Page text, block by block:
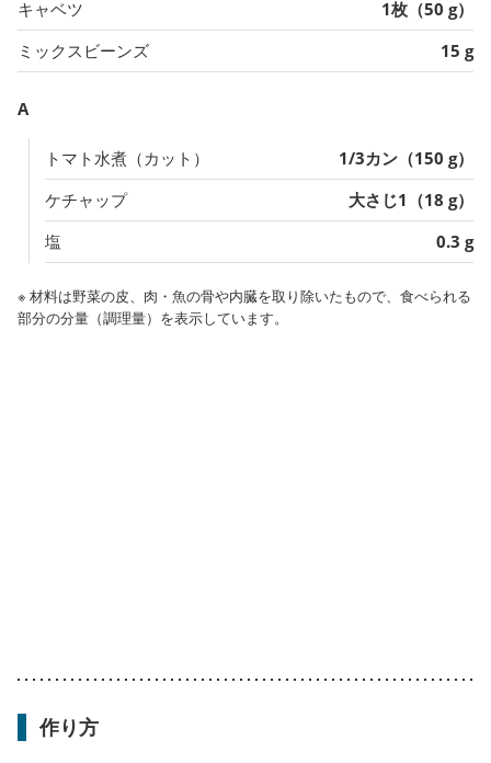
キャベツ
1枚（50 g）
ミックスビーンズ
15 g
A
トマト水煮（カット）
1/3カン（150 g）
ケチャップ
大さじ1（18 g）
塩
0.3 g
※ 材料は野菜の皮、肉・魚の骨や内臓を取り除いたもので、食べられる
部分の分量（調理量）を表示しています。
作り方